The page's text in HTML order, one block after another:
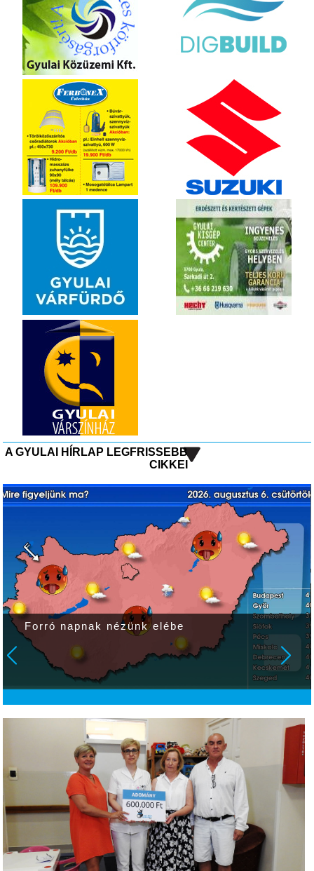
A GYULAI HÍRLAP LEGFRISSEBB
CIKKEI
Forró napnak nézünk elébe